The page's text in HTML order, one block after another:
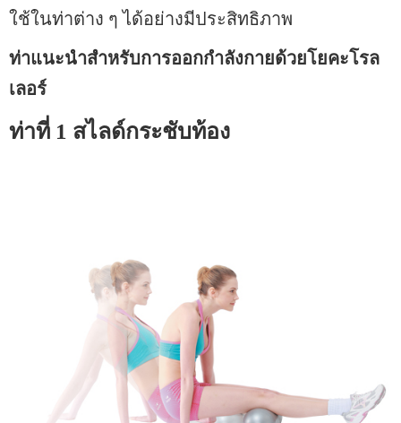
ใช้ในท่าต่าง ๆ ได้อย่างมีประสิทธิภาพ
ท่าแนะนำสำหรับการออกกำลังกายด้วยโยคะโรล
เลอร์
ท่าที่ 1 สไลด์กระชับท้อง